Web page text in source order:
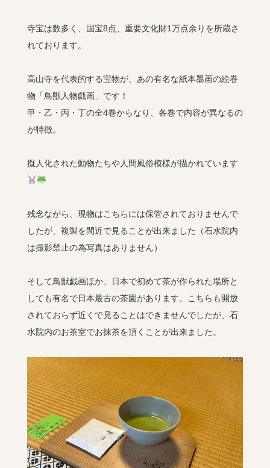
寺宝は数多く、国宝8点、重要文化財1万点余りを所蔵さ
れております。
高山寺を代表的する宝物が、あの有名な紙本墨画の絵巻
物「鳥獣人物戯画」です！
甲・乙・丙・丁の全4巻からなり、各巻で内容が異なるの
が特徴。
擬人化された動物たちや人間風俗模様が描かれています
残念ながら、現物はこちらには保管されておりませんで
したが、複製を間近で見ることが出来ました（石水院内
は撮影禁止の為写真はありません）
そして鳥獣戯画ほか、日本で初めて茶が作られた場所と
しても有名で日本最古の茶園があります。こちらも開放
されておらず近くで見ることはできませんでしたが、石
水院内のお茶室でお抹茶を頂くことが出来ました。